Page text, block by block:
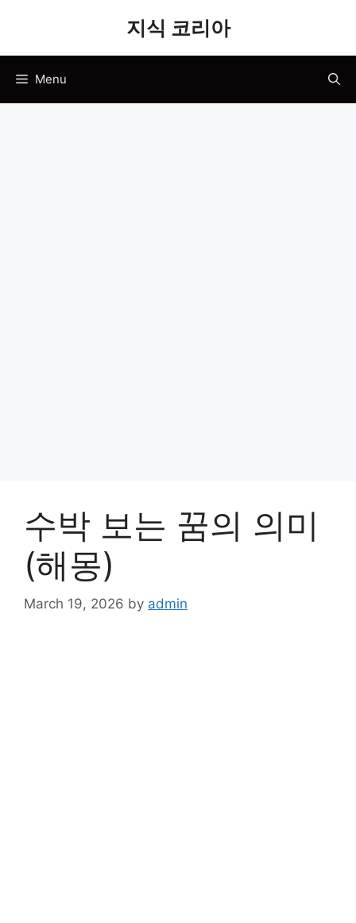
지식 코리아
Menu
수박 보는 꿈의 의미
(해몽)
March 19, 2026 by admin